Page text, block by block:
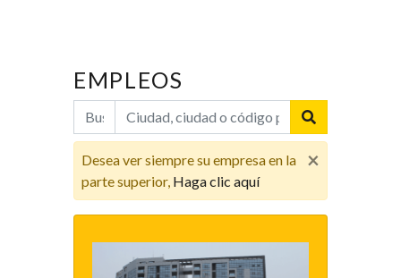
EMPLEOS
×
Desea ver siempre su empresa en la
parte superior, Haga clic aquí